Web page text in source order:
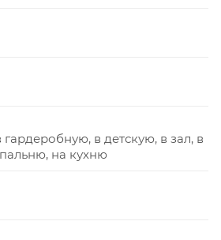
гардеробную, в детскую, в зал, в
на кухню